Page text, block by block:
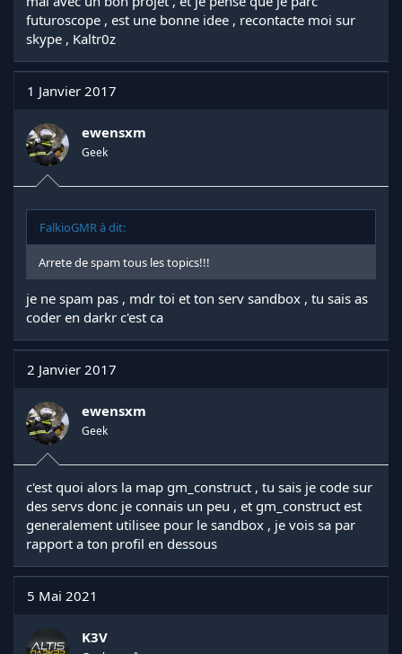
futuroscope , est une bonne idee , recontacte moi sur
skype , Kaltr0z
1 Janvier 2017
ewensxm
Geek
FalkioGMR à dit:
Arrete de spam tous les topics!!!
je ne spam pas , mdr toi et ton serv sandbox , tu sais as
coder en darkr c'est ca
2 Janvier 2017
ewensxm
Geek
c'est quoi alors la map gm_construct , tu sais je code sur
des servs donc je connais un peu , et gm_construct est
generalement utilisee pour le sandbox , je vois sa par
rapport a ton profil en dessous
5 Mai 2021
K3V